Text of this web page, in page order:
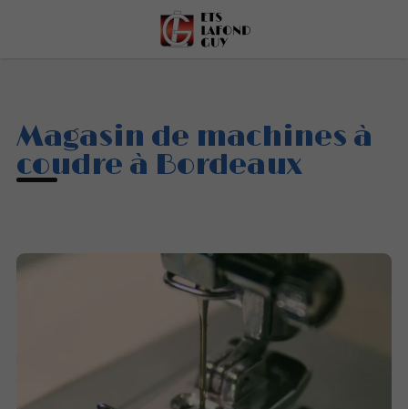
Magasin de machines à
coudre à Bordeaux